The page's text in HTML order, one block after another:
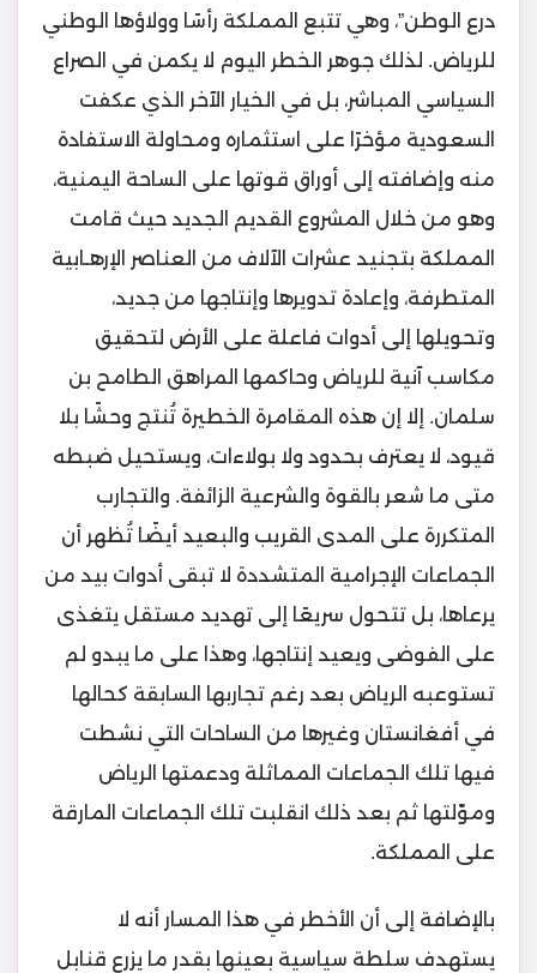
درع الوطن”، وهي تتبع المملكة رأسًا وولاؤها الوطني
للرياض. لذلك جوهر الخطر اليوم لا يكمن في الصراع
السياسي المباشر، بل في الخيار الآخر الذي عكفت
السعودية مؤخرًا على استثماره ومحاولة الاستفادة
منه وإضافته إلى أوراق قوتها على الساحة اليمنية،
وهو من خلال المشروع القديم الجديد حيث قامت
المملكة بتجنيد عشرات الآلاف من العناصر الإرهـابية
المتطرفة، وإعادة تدويرها وإنتاجها من جديد،
وتحويلها إلى أدوات فاعلة على الأرض لتحقيق
مكاسب آنية للرياض وحاكمها المراهق الطامح بن
سلمان. إلا إن هذه المقامرة الخطيرة تُنتج وحشًا بلا
قيود، لا يعترف بحدود ولا بولاءات، ويستحيل ضبطه
متى ما شعر بالقوة والشرعية الزائفة. والتجارب
المتكررة على المدى القريب والبعيد أيضًا تُظهر أن
الجماعات الإجرامية المتشددة لا تبقى أدوات بيد من
يرعاها، بل تتحول سريعًا إلى تهديد مستقل يتغذى
على الفوضى ويعيد إنتاجها، وهذا على ما يبدو لم
تستوعبه الرياض بعد رغم تجاربها السابقة كحالها
في أفغانستان وغيرها من الساحات التي نشطت
فيها تلك الجماعات المماثلة ودعمتها الرياض
وموّلتها ثم بعد ذلك انقلبت تلك الجماعات المارقة
على المملكة.
بالإضافة إلى أن الأخطر في هذا المسار أنه لا
يستهدف سلطة سياسية بعينها بقدر ما يزرع قنابل